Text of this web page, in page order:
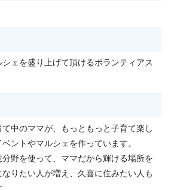
ェを盛り上げて頂けるボランティアス
中のママが、もっともっと子育て楽し
ントやマルシェを作っています。
野を使って、ママだから輝ける場所を
りたい人が増え、久喜に住みたい人も